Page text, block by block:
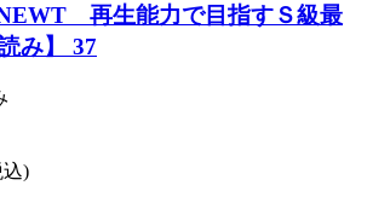
再生能力で目指すＳ級最
み】 37
込)